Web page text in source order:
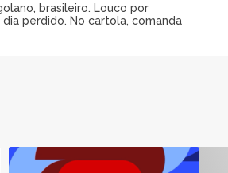
brasileiro. Louco por
perdido. No cartola, comanda